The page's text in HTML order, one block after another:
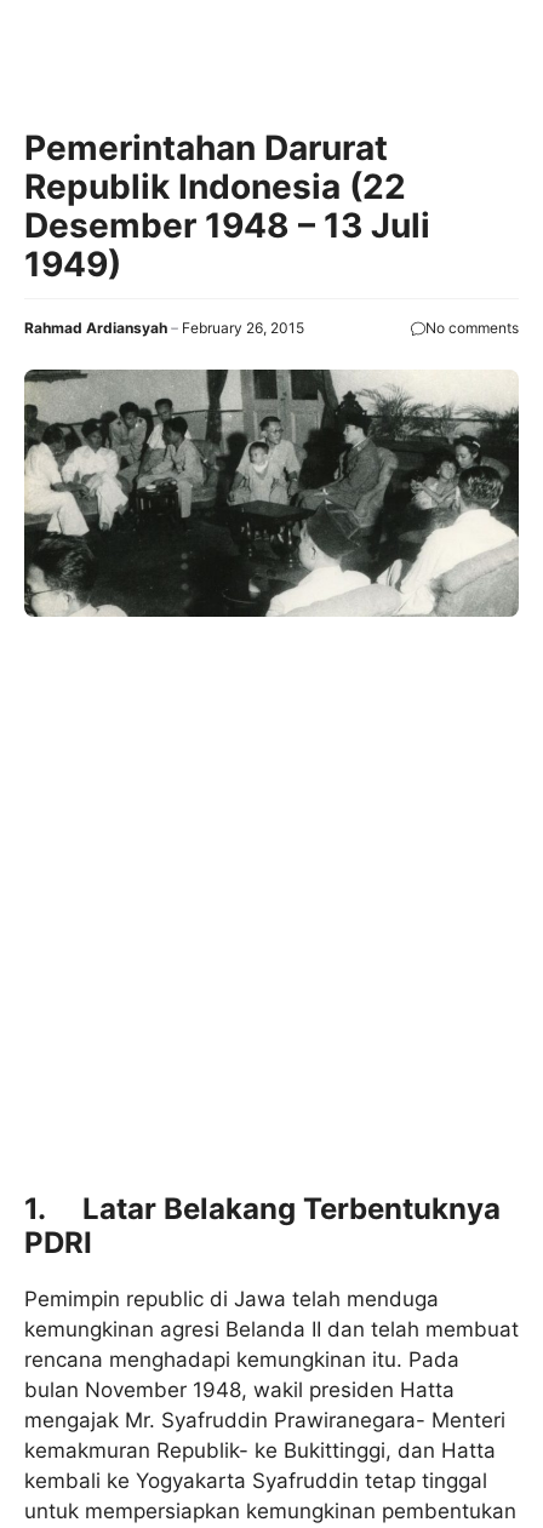
Pemerintahan Darurat
Republik Indonesia (22
Desember 1948 – 13 Juli
1949)
Rahmad Ardiansyah February 26, 2015 No comments
1. Latar Belakang Terbentuknya
PDRI
Pemimpin republic di Jawa telah menduga
kemungkinan agresi Belanda II dan telah membuat
rencana menghadapi kemungkinan itu. Pada
bulan November 1948, wakil presiden Hatta
mengajak Mr. Syafruddin Prawiranegara- Menteri
kemakmuran Republik- ke Bukittinggi, dan Hatta
kembali ke Yogyakarta Syafruddin tetap tinggal
untuk mempersiapkan kemungkinan pembentukan